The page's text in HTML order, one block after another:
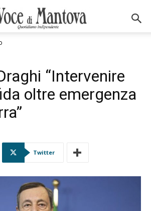
“Intervenire
oltre emergenza
Twitter